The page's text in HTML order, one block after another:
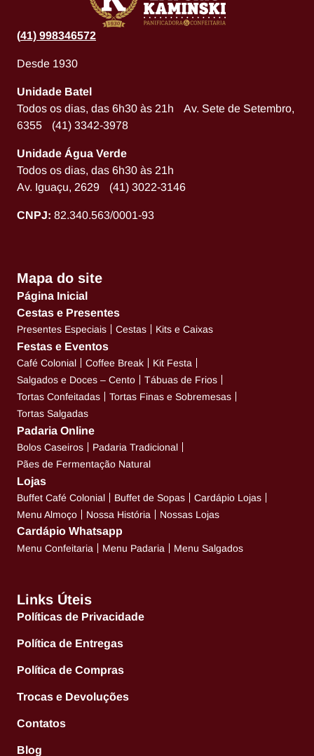
(41) 998346572
Desde 1930
Unidade Batel
Todos os dias, das 6h30 às 21h Av. Sete de Setembro,
6355 (41) 3342-3978
Unidade Água Verde
Todos os dias, das 6h30 às 21h
Av. Iguaçu, 2629 (41) 3022-3146
CNPJ: 82.340.563/0001-93
Mapa do site
Página Inicial
Cestas e Presentes
Presentes Especiais Cestas Kits e Caixas
Festas e Eventos
Café Colonial Coffee Break
Kit Festa
Salgados e Doces – Cento
Tábuas de Frios
Tortas Confeitadas
Tortas Finas e Sobremesas
Tortas Salgadas
Padaria Online
Bolos Caseiros
Padaria Tradicional
Pães de Fermentação Natural
Lojas
Buffet Café Colonial Buffet de Sopas
Cardápio Lojas
Menu Almoço
Nossa História Nossas Lojas
Cardápio Whatsapp
Menu Confeitaria Menu Padaria Menu Salgados
Links Úteis
Políticas de Privacidade
Política de Entregas
Política de Compras
Trocas e Devoluções
Contatos
Blog